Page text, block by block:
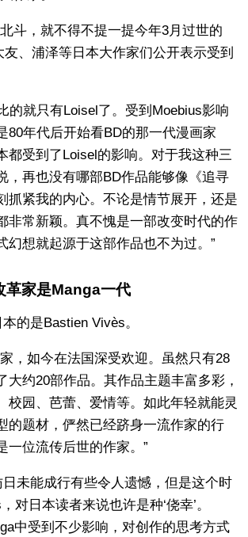
斗，就不得不提一提今年3月过世的
友、浦泽等日本大作家们公开表示受到
的就只有Loisel了。受到Moebius影响
80年代后开始看BD的那一代漫画家
都受到了Loisel的影响。对于我这种三
，再也没有哪部BD作品能够像《追寻
抓紧我的内心。不论是情节展开，还是
非常新颖。真不愧是一部改变时代的作
幻想就起源于这部作品也不为过。”
革家是Manga一代
的是Bastien Vivès。
，如今在法国深受欢迎。虽然只有28
大约20部作品。其作品主题丰富多彩，
校园、芭蕾、爱情等。如此年轻就能灵
的题材，俨然已经跻身一流作家的行
一位流传后世的作家。”
未能成行有些令人遗憾，但是这个时
对日本读者来说也许是种‘侥幸’。
中受到不少影响，对创作的思考方式